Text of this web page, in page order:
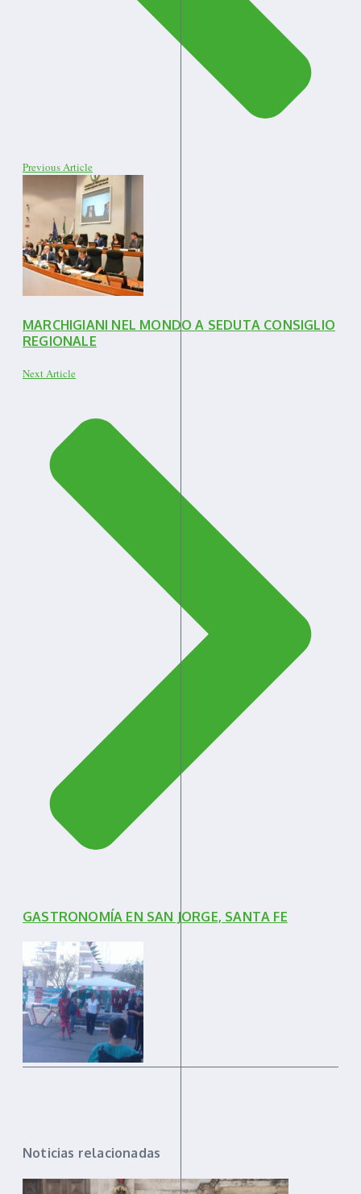
Previous Article
MARCHIGIANI NEL MONDO A SEDUTA CONSIGLIO
REGIONALE
Next Article
GASTRONOMÍA EN SAN JORGE, SANTA FE
Noticias relacionadas